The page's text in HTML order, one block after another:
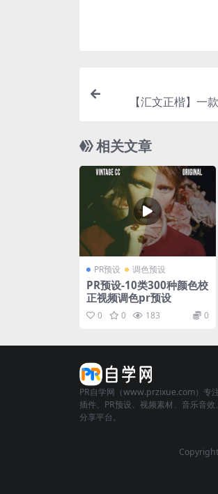
【汇文正楷】一
相关文章
PR预设 调色预设
PR预设-10类300种颜色校
正视频调色pr预设
0 0 183 0
PR自学网（www.przixue.com）专
插件、PR预设、视频素材、音乐音
分享平台。